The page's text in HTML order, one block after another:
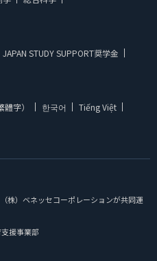
JAPAN STUDY SUPPORT奨学金
字） 한국어
Tiếng Việt
株）ベネッセコーポレーションが共同運
援事業部